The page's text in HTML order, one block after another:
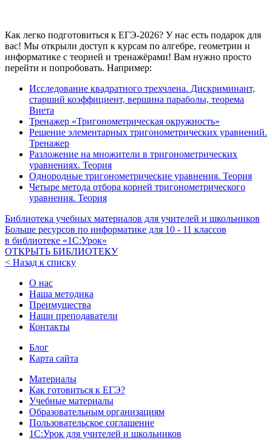
Как легко подготовиться к ЕГЭ-2026? У нас есть подарок для
вас! Мы открыли доступ к курсам по алгебре, геометрии и
информатике с теорией и тренажёрами! Вам нужно просто
перейти и попробовать. Например:
Исследование квадратного трехчлена. Дискриминант,
старший коэффициент, вершина параболы, теорема
Виета
Тренажер «Тригонометрическая окружность»
Решение элементарных тригонометрических уравнений.
Тренажер
Разложение на множители в тригонометрических
уравнениях. Теория
Однородные тригонометрические уравнения. Теория
Четыре метода отбора корней тригонометрического
уравнения. Теория
Библиотека учебных материалов для учителей и школьников
Больше ресурсов по информатике для 10 - 11 классов
в библиотеке «1С:Урок»
ОТКРЫТЬ БИБЛИОТЕКУ
< Назад к списку
О нас
Наша методика
Преимущества
Наши преподаватели
Контакты
Блог
Карта сайта
Материалы
Как готовиться к ЕГЭ?
Учебные материалы
Образовательным организациям
Пользовательское соглашение
1С:Урок для учителей и школьников